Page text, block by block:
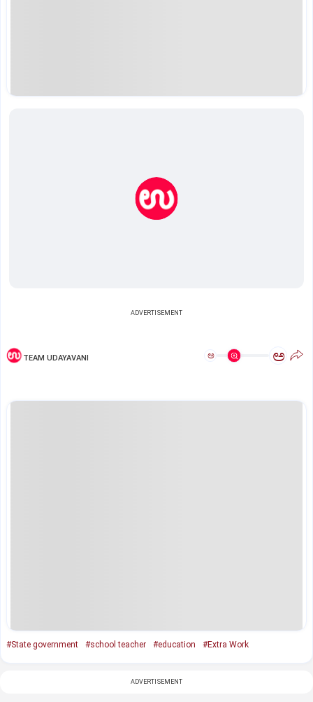
ADVERTISEMENT
TEAM UDAYAVANI ಅ ಅ
#State government #school teacher #education #Extra Work
ADVERTISEMENT